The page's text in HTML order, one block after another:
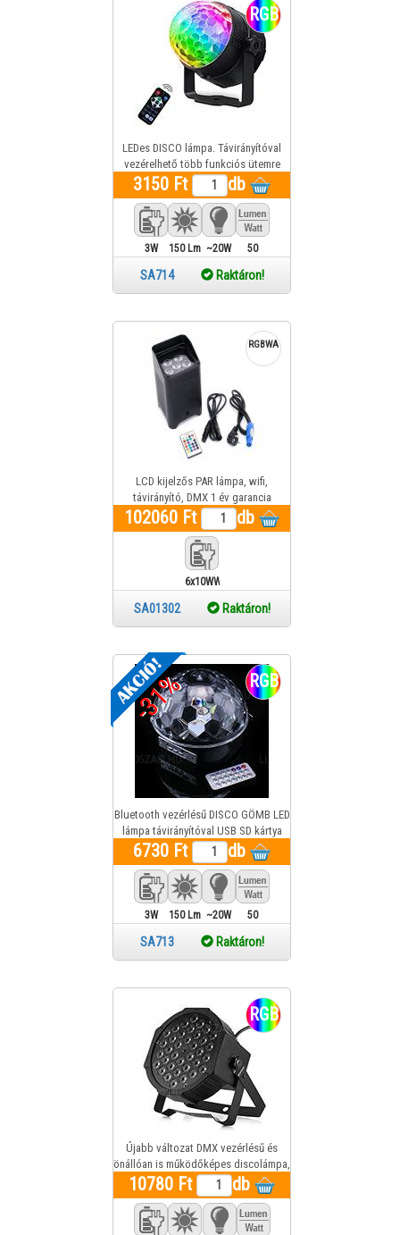
RGB
LEDes DISCO lámpa. Távirányítóval
vezérelhető több funkciós ütemre
változó színekkel.
3150 Ft db
3W 150 Lm ~20W 50
SA714 Raktáron!
RGBWA
LCD kijelzős PAR lámpa, wifi,
távirányító, DMX 1 év garancia
102060 Ft db
6x10WW
SA01302 Raktáron!
-31% RGB
Bluetooth vezérlésű DISCO GÖMB LED
lámpa távirányítóval USB SD kártya
csatlakozóval
6730 Ft db
3W 150 Lm ~20W 50
SA713 Raktáron!
RGB
Újabb változat DMX vezérlésű és
önállóan is működőképes discolámpa,
RGB reflektor
10780 Ft db